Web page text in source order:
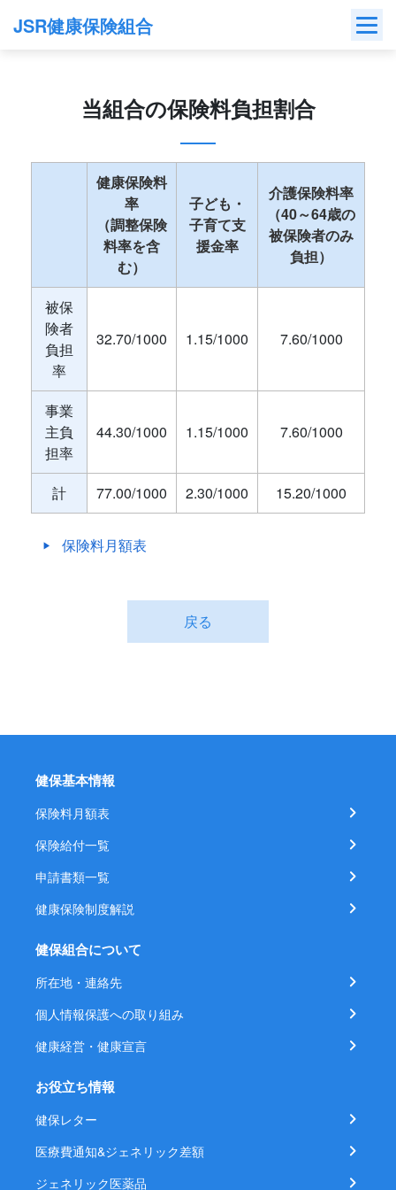
JSR健康保険組合
当組合の保険料負担割合
健康保険料
率
（調整保険
料率を含
む）
子ども・
子育て支
援金率
介護保険料率
（40～64歳の
被保険者のみ
負担）
被保
険者
負担
率
32.70/1000 1.15/1000 7.60/1000
事業
主負
担率
44.30/1000 1.15/1000 7.60/1000
計 77.00/1000 2.30/1000 15.20/1000
保険料月額表
戻る
健保基本情報
保険料月額表
保険給付一覧
申請書類一覧
健康保険制度解説
健保組合について
所在地・連絡先
個人情報保護への取り組み
健康経営・健康宣言
お役立ち情報
健保レター
医療費通知&ジェネリック差額
ジェネリック医薬品